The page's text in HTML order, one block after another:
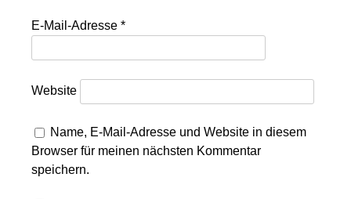
E-Mail-Adresse*
Website
Name, E-Mail-Adresse und Website in diesem
Browser für meinen nächsten Kommentar
speichern.